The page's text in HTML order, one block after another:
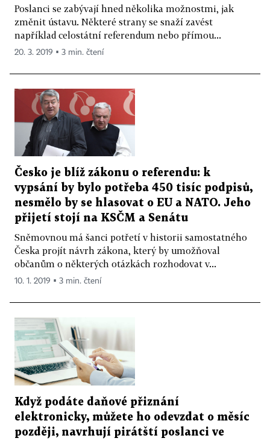
Poslanci se zabývají hned několika možnostmi, jak
změnit ústavu. Některé strany se snaží zavést
například celostátní referendum nebo přímou...
20. 3. 2019 ▪ 3 min. čtení
Česko je blíž zákonu o referendu: k
vypsání by bylo potřeba 450 tisíc podpisů,
nesmělo by se hlasovat o EU a NATO. Jeho
přijetí stojí na KSČM a Senátu
Sněmovnou má šanci potřetí v historii samostatného
Česka projít návrh zákona, který by umožňoval
občanům o některých otázkách rozhodovat v...
10. 1. 2019 ▪ 3 min. čtení
Když podáte daňové přiznání
elektronicky, můžete ho odevzdat o měsíc
později, navrhují pirátští poslanci ve